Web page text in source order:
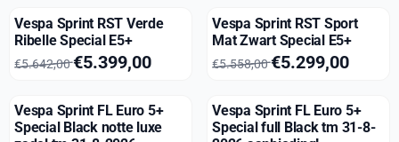
Vespa Sprint RST Verde
Ribelle Special E5+
Van 5 642,00 voor 5 399,00
€5.642,00€5.399,00
Vespa Sprint RST Sport
Mat Zwart Special E5+
Van 5 558,00 voor 5 299,00
€5.558,00€5.299,00
Vespa Sprint FL Euro 5+
Special Black notte luxe
Vespa Sprint FL Euro 5+
Special full Black tm 31-8-